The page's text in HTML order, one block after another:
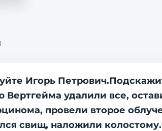
Игорь
Вертгейма удалили все,
провели второе
свищ, наложили